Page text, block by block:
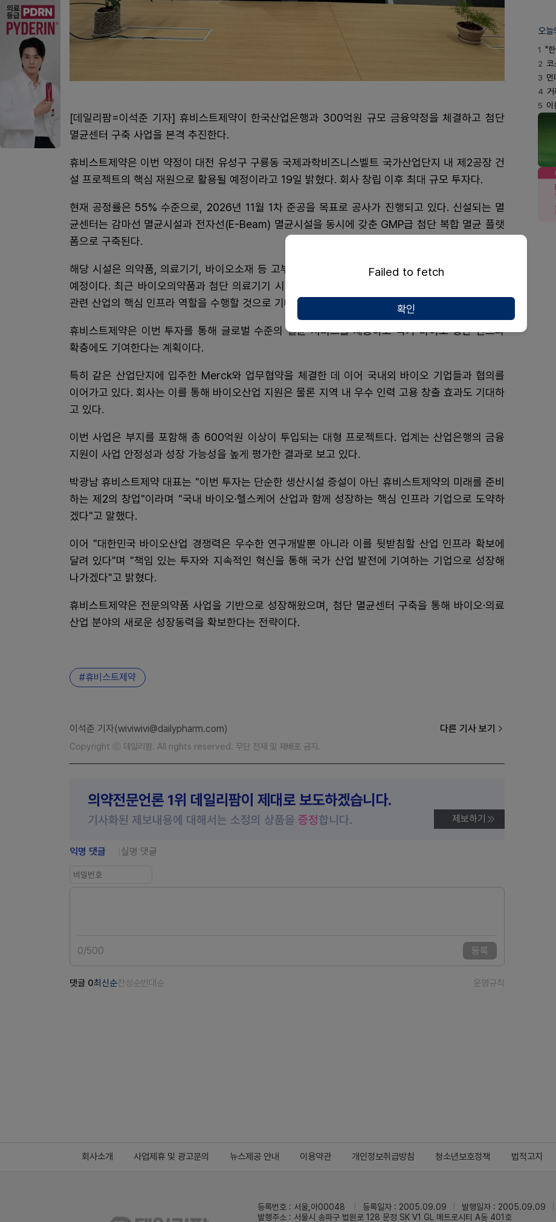
[데일리팜=이석준 기자] 휴비스트제약이 한국산업은행과 300억원 규모 금융약정을 체결하고 첨단
멸균센터 구축 사업을 본격 추진한다.
휴비스트제약은 이번 약정이 대전 유성구 구룡동 국제과학비즈니스벨트 국가산업단지 내 제2공장 건
설 프로젝트의 핵심 재원으로 활용될 예정이라고 19일 밝혔다. 회사 창립 이후 최대 규모 투자다.
현재 공정률은 55% 수준으로, 2026년 11월 1차 준공을 목표로 공사가 진행되고 있다. 신설되는 멸
균센터는 감마선 멸균시설과 전자선(E-Beam) 멸균시설을 동시에 갖춘 GMP급 첨단 복합 멸균 플랫
폼으로 구축된다.
해당 시설은 의약품, 의료기기, 바이오소재 등 고부가가치 산업 전반에 필요한 멸균 서비스를 제공할
예정이다. 최근 바이오의약품과 첨단 의료기기 시장 성장에 따라 국내 멸균 수요가 증가하는 가운데
관련 산업의 핵심 인프라 역할을 수행할 것으로 기대된다.
휴비스트제약은 이번 투자를 통해 글로벌 수준의 멸균 서비스를 제공하고 국가 바이오 생산 인프라
확충에도 기여한다는 계획이다.
특히 같은 산업단지에 입주한 Merck와 업무협약을 체결한 데 이어 국내외 바이오 기업들과 협의를
이어가고 있다. 회사는 이를 통해 바이오산업 지원은 물론 지역 내 우수 인력 고용 창출 효과도 기대하
고 있다.
이번 사업은 부지를 포함해 총 600억원 이상이 투입되는 대형 프로젝트다. 업계는 산업은행의 금융
지원이 사업 안정성과 성장 가능성을 높게 평가한 결과로 보고 있다.
박광남 휴비스트제약 대표는 "이번 투자는 단순한 생산시설 증설이 아닌 휴비스트제약의 미래를 준비
하는 제2의 창업"이라며 "국내 바이오·헬스케어 산업과 함께 성장하는 핵심 인프라 기업으로 도약하
겠다"고 말했다.
이어 "대한민국 바이오산업 경쟁력은 우수한 연구개발뿐 아니라 이를 뒷받침할 산업 인프라 확보에
달려 있다"며 "책임 있는 투자와 지속적인 혁신을 통해 국가 산업 발전에 기여하는 기업으로 성장해
나가겠다"고 밝혔다.
휴비스트제약은 전문의약품 사업을 기반으로 성장해왔으며, 첨단 멸균센터 구축을 통해 바이오·의료
산업 분야의 새로운 성장동력을 확보한다는 전략이다.
휴비스트제약
이석준 기자(wiviwivi@dailypharm.com) 다른 기사 보기
Copyright ⓒ 데일리팜. All rights reserved. 무단 전재 및 재배포 금지.
의약전문언론 1위 데일리팜이 제대로 보도하겠습니다.
기사화된 제보내용에 대해서는 소정의 상품을 증정합니다. 제보하기
익명 댓글 실명 댓글
0/500 등록
댓글 0최신순찬성순반대순 운영규칙
오
1 "한
2 코
3 먼
4 거
5 이
회사소개 사업제휴 및 광고문의 뉴스제공 안내 이용약관 개인정보취급방침 청소년보호정책 법적고지
등록번호 : 서울,아00048 등록일자 : 2005.09.09 발행일자 : 2005.09.09
발행주소 : 서울시 송파구 법원로 128 문정 SK V1 GL 메트로시티 A동 401호
Failed to fetch
확인